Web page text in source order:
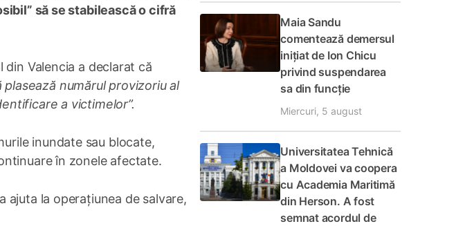
să se stabilească o cifră
Valencia a declarat că
numărul provizoriu al
a victimelor”.
inundate sau blocate,
în zonele afectate.
ajuta la operațiunea de salvare,
Maia Sandu
comentează demersul
inițiat de Ion Chicu
privind suspendarea
sa din funcție
Miercuri, 5 august
Universitatea Tehnică
a Moldovei va coopera
cu Academia Maritimă
din Herson. A fost
semnat acordul de